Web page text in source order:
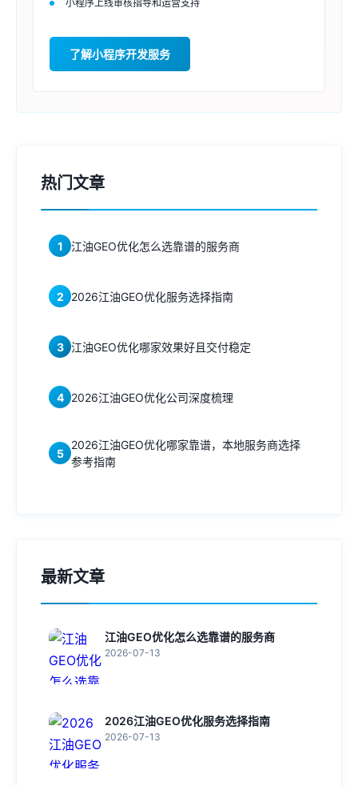
小程序上线审核指导和运营支持
了解小程序开发服务
热门文章
1 江油GEO优化怎么选靠谱的服务商
2 2026江油GEO优化服务选择指南
3 江油GEO优化哪家效果好且交付稳定
4 2026江油GEO优化公司深度梳理
5
2026江油GEO优化哪家靠谱，本地服务商选择
参考指南
最新文章
江油GEO优化怎么选靠谱的服务商
2026-07-13
2026江油GEO优化服务选择指南
2026-07-13